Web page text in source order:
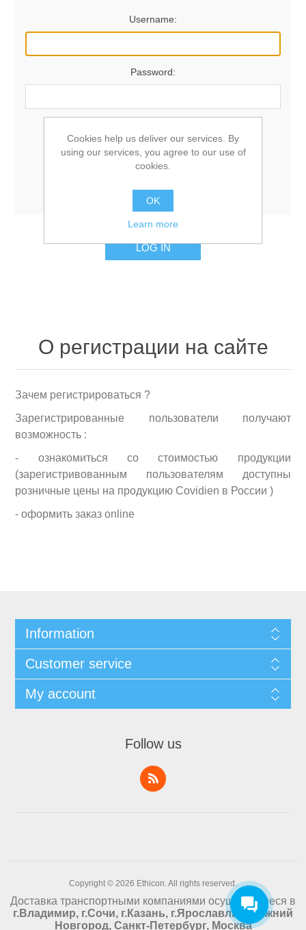
Username:
Password:
LOG IN
О регистрации на сайте
Зачем регистрироваться ?
Зарегистрированные пользователи получают
возможность :
- ознакомиться со стоимостью продукции
(зарегистривованным пользователям доступны
розничные цены на продукцию Covidien в России )
- оформить заказ online
Information
Customer service
My account
Follow us
Copyright © 2026 Ethicon. All rights reserved.
Доставка транспортными компаниями осуществляеся в
г.Владимир, г.Сочи, г.Казань, г.Ярославль, г.Нижний
Новгород, Санкт-Петербург, Москва
Cookies help us deliver our services. By
using our services, you agree to our use of
cookies.
OK
Learn more